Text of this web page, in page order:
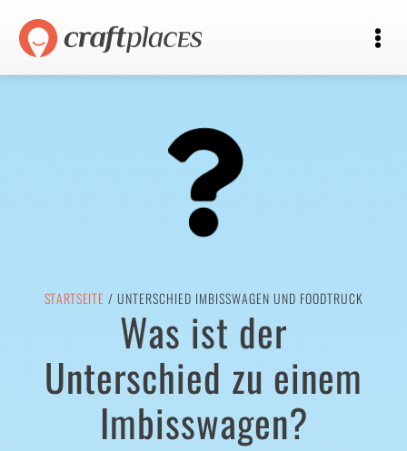
STARTSEITE / UNTERSCHIED IMBISSWAGEN UND FOODTRUCK
Was ist der
Unterschied zu einem
Imbisswagen?